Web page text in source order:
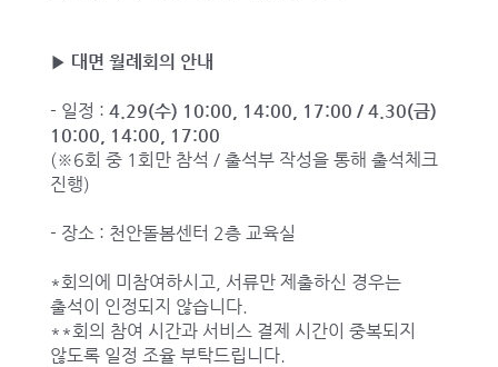
▶ 대면 월례회의 안내
- 일정 : 4.29(수) 10:00, 14:00, 17:00 / 4.30(금)
10:00, 14:00, 17:00
(※6회 중 1회만 참석 / 출석부 작성을 통해 출석체크
진행)
- 장소 : 천안돌봄센터 2층 교육실
*회의에 미참여하시고, 서류만 제출하신 경우는
출석이 인정되지 않습니다.
**회의 참여 시간과 서비스 결제 시간이 중복되지
않도록 일정 조율 부탁드립니다.